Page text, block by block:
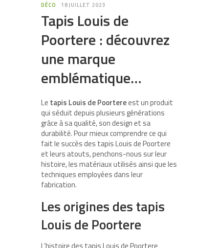
DÉCO 18 JUILLET 2023
Tapis Louis de
Poortere : découvrez
une marque
emblématique…
Le tapis Louis de Poortereest un produit
qui séduit depuis plusieurs générations
grâce à sa qualité, son design et sa
durabilité. Pour mieux comprendre ce qui
fait le succès des tapis Louis de Poortere
et leurs atouts, penchons-nous sur leur
histoire, les matériaux utilisés ainsi que les
techniques employées dans leur
fabrication.
Les origines des tapis
Louis de Poortere
L’histoire des tapis Louis de Poortere